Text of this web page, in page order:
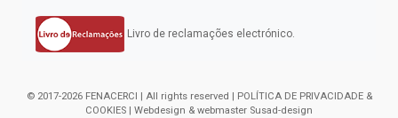
Livro de reclamações electrónico.
© 2017-2026 FENACERCI | All rights reserved | POLÍTICA DE PRIVACIDADE &
COOKIES | Webdesign & webmaster Susad-design